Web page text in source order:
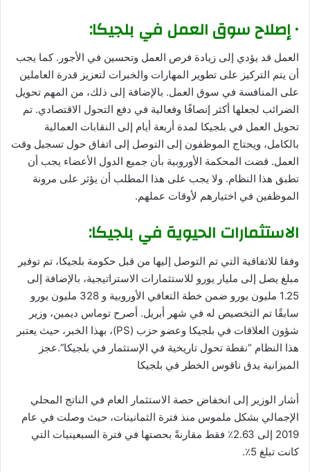
• إصلاح سوق العمل في بلجيكا:
العمل قد يؤدي إلى زيادة فرص العمل وتحسين في الأجور. كما يجب
أن يتم التركيز على تطوير المهارات والخبرات لتعزيز قدرة العاملين
على المنافسة في سوق العمل. بالإضافة إلى ذلك، من المهم تحويل
الضرائب لجعلها أكثر إنصافًا وفعالية في دفع التحول الاقتصادي. تم
تحويل العمل في بلجيكا لمدة أربعة أيام إلى النقابات العمالية
بالكامل، ويحتاج الموظفون إلى التوصل إلى اتفاق حول تسجيل وقت
العمل. قضت المحكمة الأوروبية بأن جميع الدول الأعضاء يجب أن
تطبق هذا النظام. ولا يجب على هذا المطلب أن يؤثر على مرونة
الموظفين في اختيارهم لأوقات عملهم.
الاستثمارات الحيوية في بلجيكا:
وفقا للاتفاقية التي تم التوصل إليها من قبل حكومة بلجيكا، تم توفير
مبلغ يصل إلى مليار يورو للاستثمارات الاستراتيجية، بالإضافة إلى
1.25 مليون يورو ضمن خطة التعافي الأوروبية و 328 مليون يورو
سابقًا تم التخصيص له في شهر أبريل. أصرح توماس ديمين، وزير
شؤون العلاقات في بلجيكا وعضو حزب (PS)، بهذا الخبر، حيث يعتبر
هذا النظام “نقطة تحول تاريخية في الإستثمار في بلجيكا”.عجز
الميزانية يدق ناقوس الخطر في بلجيكا
أشار الوزير إلى انخفاض حصة الاستثمار العام في الناتج المحلي
الإجمالي بشكل ملموس منذ فترة الثمانينات، حيث وصلت في عام
2019 إلى 2.63٪ فقط مقارنةً بحصتها في فترة السبعينيات التي
كانت تبلغ 5٪.